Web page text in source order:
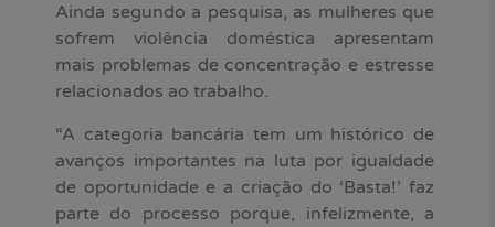
Ainda segundo a pesquisa, as mulheres que
sofrem violência doméstica apresentam
mais problemas de concentração e estresse
relacionados ao trabalho.
“A categoria bancária tem um histórico de
avanços importantes na luta por igualdade
de oportunidade e a criação do ‘Basta!’ faz
parte do processo porque, infelizmente, a